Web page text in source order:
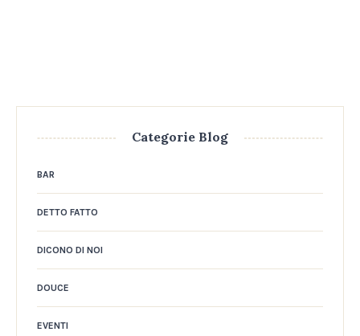
Categorie Blog
BAR
DETTO FATTO
DICONO DI NOI
DOUCE
EVENTI